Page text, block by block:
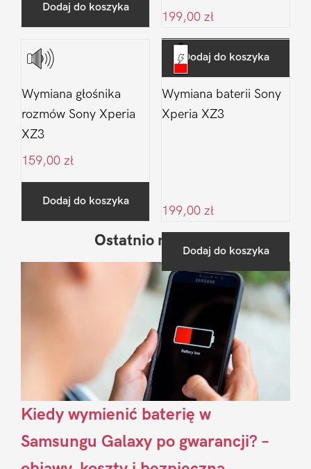
Dodaj do koszyka
199,00 zł
Dodaj do koszyka
Wymiana głośnika
rozmów Sony Xperia
XZ3
159,00 zł
Dodaj do koszyka
Wymiana baterii Sony
Xperia XZ3
199,00 zł
Dodaj do koszyka
Sidebar
Ostatnio na blogu
Kiedy wymienić baterię w
Samsungu Galaxy po gwarancji? –